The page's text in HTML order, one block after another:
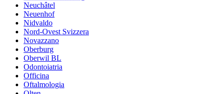
Neuchâtel
Neuenhof
Nidvaldo
Nord-Ovest Svizzera
Novazzano
Oberburg
Oberwil BL
Odontoiatria
Officina
Oftalmologia